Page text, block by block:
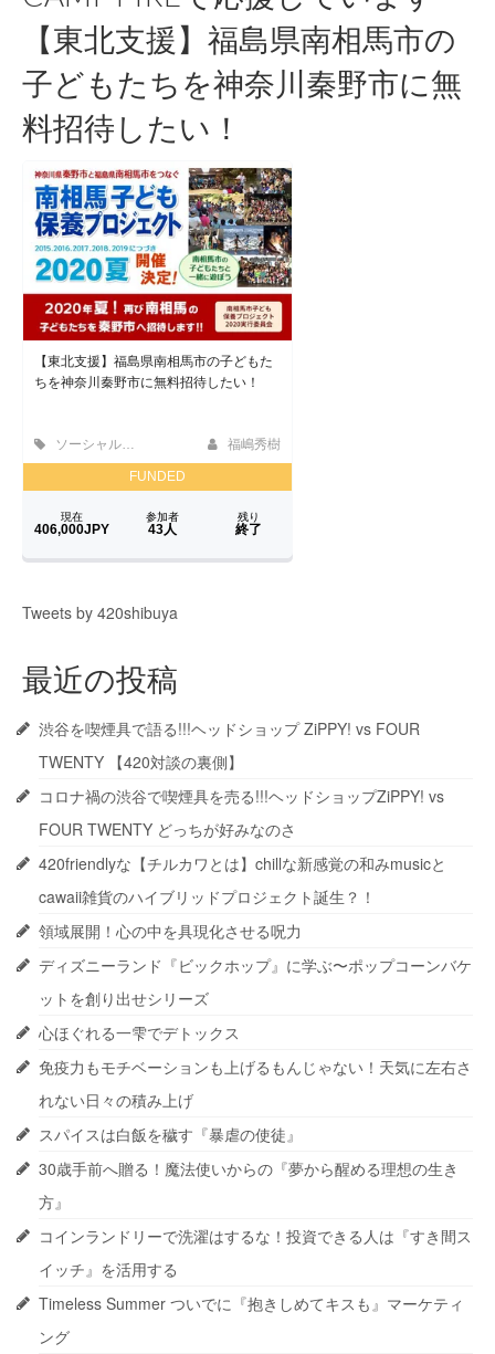
【東北支援】福島県南相馬市の
子どもたちを神奈川秦野市に無
料招待したい！
Tweets by 420shibuya
最近の投稿
渋谷を喫煙具で語る!!!ヘッドショップ ZiPPY! vs FOUR
TWENTY 【420対談の裏側】
コロナ禍の渋谷で喫煙具を売る!!!ヘッドショップZiPPY! vs
FOUR TWENTY どっちが好みなのさ
420friendlyな【チルカワとは】chillな新感覚の和みmusicと
cawaii雑貨のハイブリッドプロジェクト誕生？！
領域展開！心の中を具現化させる呪力
ディズニーランド『ビックホップ』に学ぶ〜ポップコーンバケ
ットを創り出せシリーズ
心ほぐれる一雫でデトックス
免疫力もモチベーションも上げるもんじゃない！天気に左右さ
れない日々の積み上げ
スパイスは白飯を穢す『暴虐の使徒』
30歳手前へ贈る！魔法使いからの『夢から醒める理想の生き
方』
コインランドリーで洗濯はするな！投資できる人は『すき間ス
イッチ』を活用する
Timeless Summer ついでに『抱きしめてキスも』マーケティ
ング